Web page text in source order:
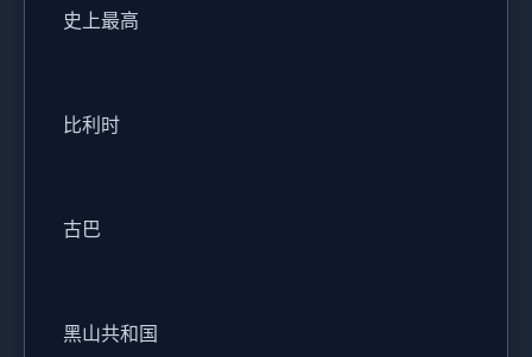
史上最高
比利时
古巴
黑山共和国